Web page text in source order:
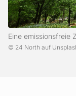
Eine emissionsfreie
24 North auf